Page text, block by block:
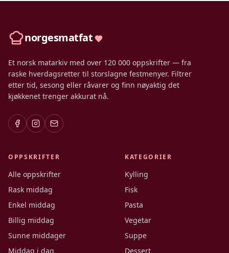
norgesmatfat
Et norsk matarkiv med over 120 000 oppskrifter — fra
raske hverdagsretter til storslagne festmenyer. Filtrer
etter tid, sesong eller råvarer og finn nøyaktig det
kjøkkenet trenger akkurat nå.
OPPSKRIFTER
Alle oppskrifter
Rask middag
Enkel middag
Billig middag
Sunne middager
Middag i dag
KATEGORIER
Kylling
Fisk
Pasta
Vegetar
Suppe
Dessert